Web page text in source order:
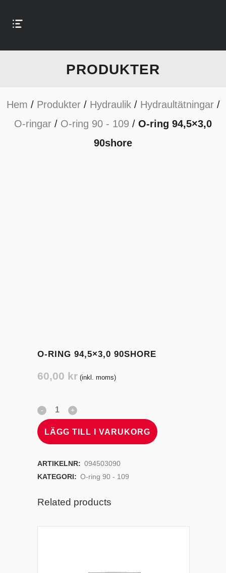
PRODUKTER
Hem / Produkter/ Hydraulik/ Hydraultätningar/
O-ringar / O-ring 90 - 109 / O-ring 94,5×3,0
90shore
O-RING 94,5×3,0 90SHORE
60,00 kr (inkl. moms)
LÄGG TILL I VARUKORG
ARTIKELNR: 094503090
KATEGORI: O-ring 90 - 109
Related products